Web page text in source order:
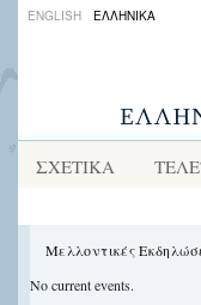
ENGLISH ΕΛΛΗΝΙΚΑ
ΣΧΕΤΙΚΑ
Μελλοντικές
No current events.